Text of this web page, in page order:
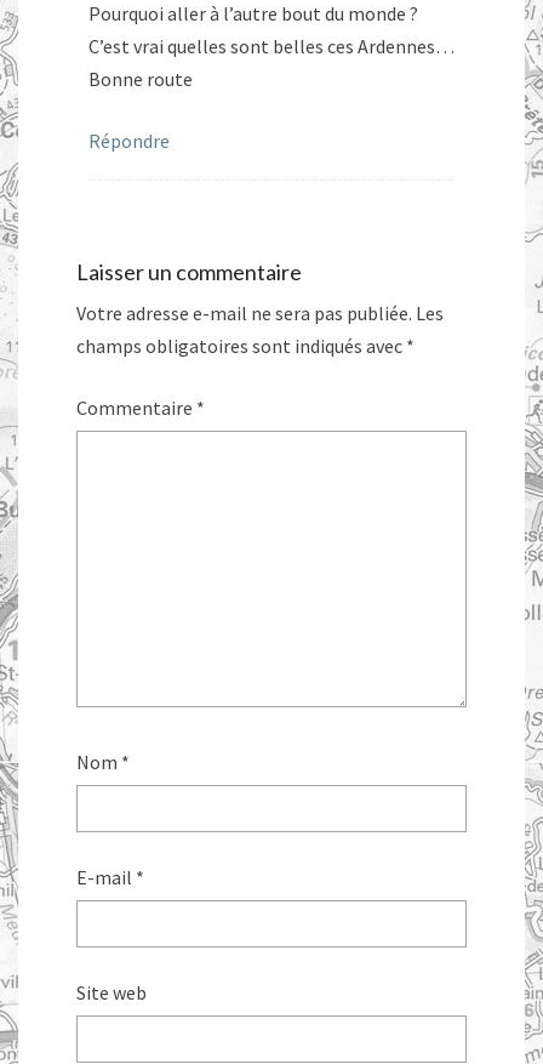
Pourquoi aller à l’autre bout du monde ?
C’est vrai quelles sont belles ces Ardennes…
Bonne route
Répondre
Laisser un commentaire
Votre adresse e-mail ne sera pas publiée. Les
champs obligatoires sont indiqués avec *
Commentaire *
Nom *
E-mail *
Site web